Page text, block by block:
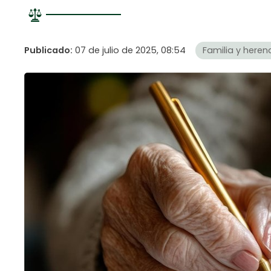
Publicado: 07 de julio de 2025, 08:54 Familia y